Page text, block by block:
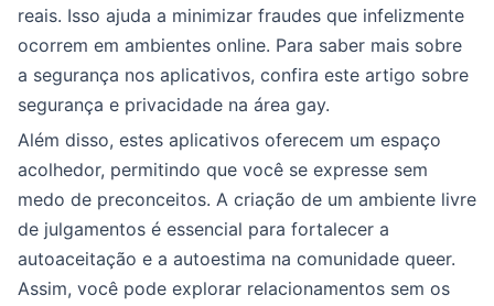
reais. Isso ajuda a minimizar fraudes que infelizmente
ocorrem em ambientes online. Para saber mais sobre
a segurança nos aplicativos, confira este artigo sobre
segurança e privacidade na área gay.
Além disso, estes aplicativos oferecem um espaço
acolhedor, permitindo que você se expresse sem
medo de preconceitos. A criação de um ambiente livre
de julgamentos é essencial para fortalecer a
autoaceitação e a autoestima na comunidade queer.
Assim, você pode explorar relacionamentos sem os